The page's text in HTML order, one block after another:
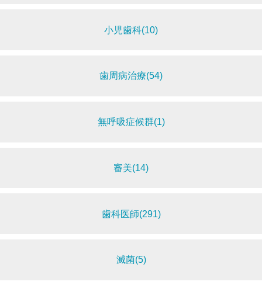
小児歯科(10)
歯周病治療(54)
無呼吸症候群(1)
審美(14)
歯科医師(291)
滅菌(5)